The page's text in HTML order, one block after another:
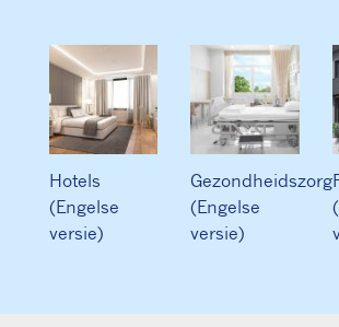
Hotels
(Engelse
versie)
Gezondheidszorg
(Engelse
versie)